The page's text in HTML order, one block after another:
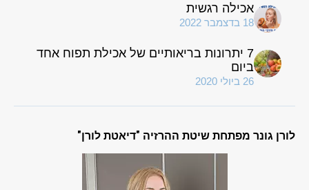
אכילה רגשית
18 בדצמבר 2022
7 יתרונות בריאותיים של אכילת תפוח אחד
ביום
26 ביולי 2020
לורן גונר מפתחת שיטת ההרזיה "דיאטת לורן"